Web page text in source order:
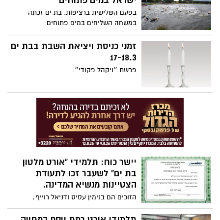
בפעם השלישית ברציפות: בת ים זכתה
במשחה השליחים במים פתוחים
זמני כניסת ויציאת השבת בבת ים
17-18.3
פרשת ״ויקהל פקודי״.
יישר כוח: תלמידי "אורט מלטון
בת ים" לשעבר זכו לתעודת
הצטיינות מנשיא המדינה.
הזוכים הם בנימין עסיס ודניאל רוייף ,
הלומדים לתואר ראשון באוניברסיטה
הפתוחה.